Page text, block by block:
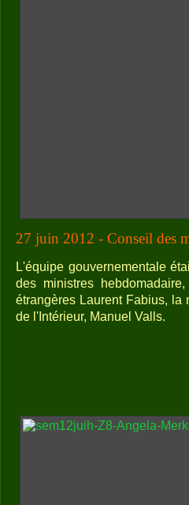
27 juin 2012 - Conseil des
L'équipe gouvernementale
des ministres
étrangères Laurent Fabius, la
de l'Intérieur, Manuel Valls.